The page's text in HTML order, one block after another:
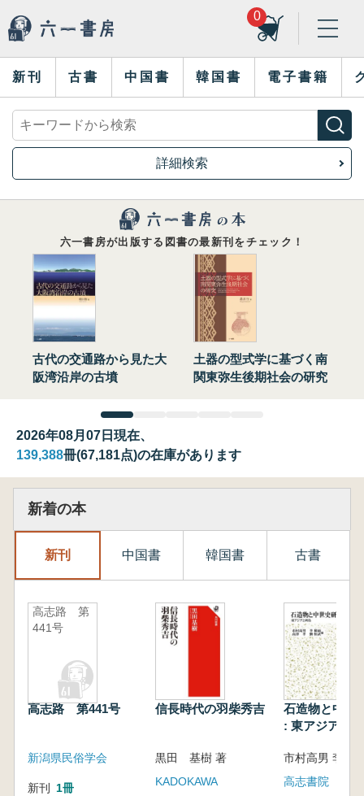
0
新刊 古書 中国書 韓国書 電子書籍
詳細検索
六一書房が出版する図書の最新刊をチェック！
古代の交通路から見た大
阪湾沿岸の古墳
土器の型式学に基づく南
関東弥生後期社会の研究
2026年08月07日現在、
139,388冊(67,181点)の在庫があります
新着の本
新刊 中国書 韓国書 古書
高志路 第
441号
高志路 第441号
新潟県民俗学会
新刊 1冊
信長時代の羽柴秀吉
黒田 基樹 著
KADOKAWA
石造物と中世
: 東アジアと
高志書院